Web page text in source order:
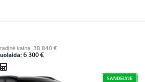
kaina: 38 840 €
6 300 €
SANDĖLYJE